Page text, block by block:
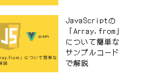
JavaScriptの
「Array.from」
について簡単な
サンプルコード
で解説